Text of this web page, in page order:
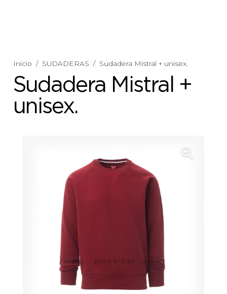
Inicio / SUDADERAS / Sudadera Mistral + unisex.
Sudadera Mistral +
unisex.